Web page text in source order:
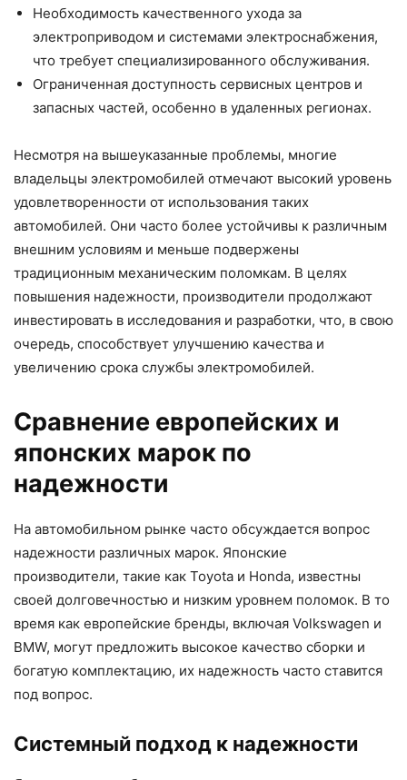
Необходимость качественного ухода за
электроприводом и системами электроснабжения,
что требует специализированного обслуживания.
Ограниченная доступность сервисных центров и
запасных частей, особенно в удаленных регионах.
Несмотря на вышеуказанные проблемы, многие
владельцы электромобилей отмечают высокий уровень
удовлетворенности от использования таких
автомобилей. Они часто более устойчивы к различным
внешним условиям и меньше подвержены
традиционным механическим поломкам. В целях
повышения надежности, производители продолжают
инвестировать в исследования и разработки, что, в свою
очередь, способствует улучшению качества и
увеличению срока службы электромобилей.
Сравнение европейских и
японских марок по
надежности
На автомобильном рынке часто обсуждается вопрос
надежности различных марок. Японские
производители, такие как Toyota и Honda, известны
своей долговечностью и низким уровнем поломок. В то
время как европейские бренды, включая Volkswagen и
BMW, могут предложить высокое качество сборки и
богатую комплектацию, их надежность часто ставится
под вопрос.
Системный подход к надежности